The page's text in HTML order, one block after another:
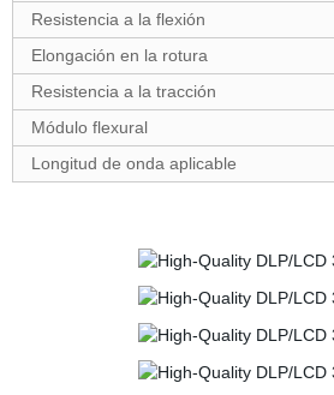
Resistencia a la flexión
Elongación en la rotura
Resistencia a la tracción
Módulo flexural
Longitud de onda aplicable